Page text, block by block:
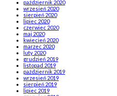
październik 2020
wrzesień 2020
sierpień 2020
lipiec 2020
czerwiec 2020
maj 2020
kwiecień 2020
marzec 2020
luty 2020
grudzień 2019
listopad 2019
październik 2019
wrzesień 2019
sierpień 2019
lipiec 2019